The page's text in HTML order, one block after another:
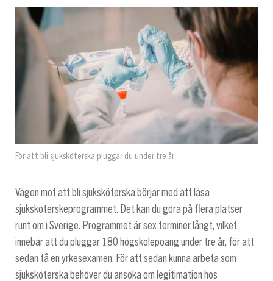
För att bli sjuksköterska pluggar du under tre år.
Vägen mot att bli sjuksköterska börjar med att läsa
sjuksköterskeprogrammet. Det kan du göra på flera platser
runt om i Sverige. Programmet är sex terminer långt, vilket
innebär att du pluggar 180 högskolepoäng under tre år, för att
sedan få en yrkesexamen. För att sedan kunna arbeta som
sjuksköterska behöver du ansöka om legitimation hos